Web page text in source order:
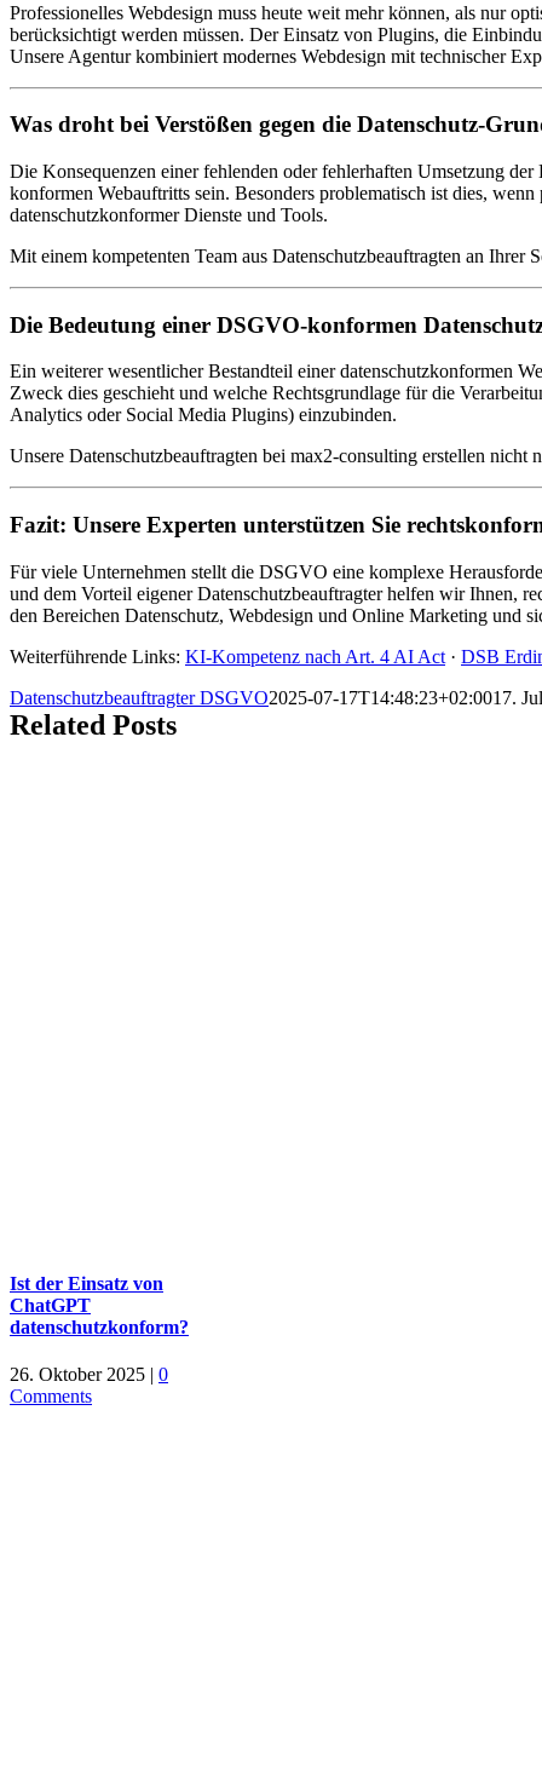
Professionelles Webdesign muss heute weit mehr können, als nur
berücksichtigt werden müssen. Der Einsatz von Plugins, die
Unsere Agentur kombiniert modernes Webdesign mit technischer
Was droht bei Verstößen gegen die Datenschutz-
Die Konsequenzen einer fehlenden oder fehlerhaften Umsetzung
konformen Webauftritts sein. Besonders problematisch ist dies,
datenschutzkonformer Dienste und Tools.
Mit einem kompetenten Team aus Datenschutzbeauftragten an Ihrer
Die Bedeutung einer DSGVO-konformen
Ein weiterer wesentlicher Bestandteil einer datenschutzkonformen
Zweck dies geschieht und welche Rechtsgrundlage für die
Analytics oder Social Media Plugins) einzubinden.
Unsere Datenschutzbeauftragten bei max2-consulting erstellen
Fazit: Unsere Experten unterstützen Sie
Für viele Unternehmen stellt die DSGVO eine komplexe
und dem Vorteil eigener Datenschutzbeauftragter helfen wir Ihnen,
den Bereichen Datenschutz, Webdesign und Online Marketing und
Weiterführende Links: KI-Kompetenz nach Art. 4 AI Act · DSB
Datenschutzbeauftragter DSGVO2025-07-17T14:48:23+02:0017.
Related Posts
Ist der Einsatz von
ChatGPT
datenschutzkonform?
26. Oktober 2025 | 0
Comments